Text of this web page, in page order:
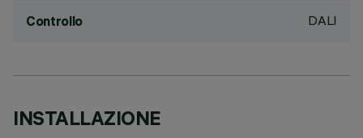
Controllo DALI
INSTALLAZIONE